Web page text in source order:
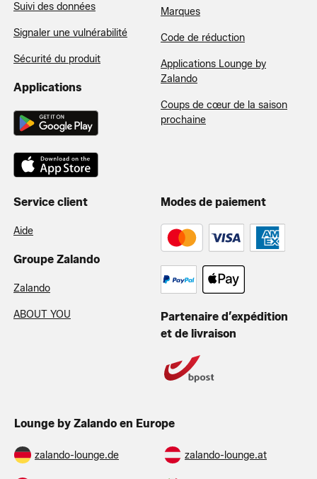
Suivi des données
Signaler une vulnérabilité
Sécurité du produit
Applications
Marques
Code de réduction
Applications Lounge by
Zalando
Coups de cœur de la saison
prochaine
Service client
Aide
Groupe Zalando
Zalando
ABOUT YOU
Modes de paiement
Partenaire d’expédition
et de livraison
Lounge by Zalando en Europe
zalando-lounge.de zalando-lounge.at